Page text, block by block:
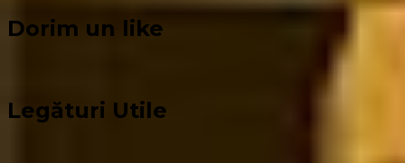
Dorim un like
Legături Utile